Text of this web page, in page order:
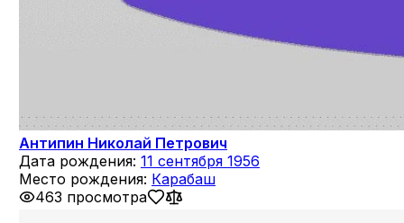
Антипин Николай Петрович
Дата рождения: 11 сентября 1956
Место рождения: Карабаш
463 просмотра